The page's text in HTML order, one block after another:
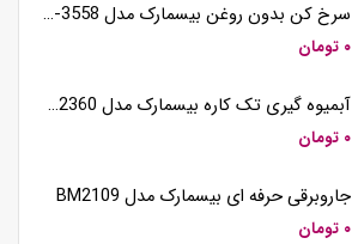
سرخ کن بدون روغن بیسمارک مدل BM-3558
۰ تومان
آبمیوه گیری تک کاره بیسمارک مدل BM2360
۰ تومان
جاروبرقی حرفه ای بیسمارک مدل BM2109
۰ تومان